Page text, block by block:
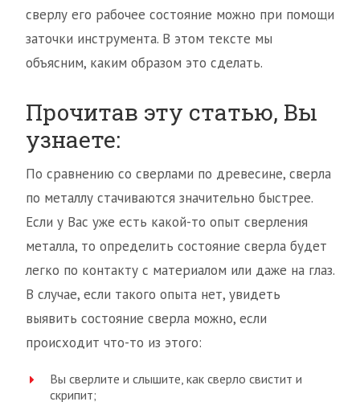
сверлу его рабочее состояние можно при помощи
заточки инструмента. В этом тексте мы
объясним, каким образом это сделать.
Прочитав эту статью, Вы
узнаете:
По сравнению со сверлами по древесине, сверла
по металлу стачиваются значительно быстрее.
Если у Вас уже есть какой-то опыт сверления
металла, то определить состояние сверла будет
легко по контакту с материалом или даже на глаз.
В случае, если такого опыта нет, увидеть
выявить состояние сверла можно, если
происходит что-то из этого:
Вы сверлите и слышите, как сверло свистит и
скрипит;